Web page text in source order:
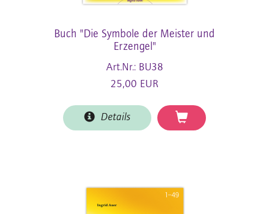
Buch "Die Symbole der Meister und
Erzengel"
Art.Nr.: BU38
25,00 EUR
Details